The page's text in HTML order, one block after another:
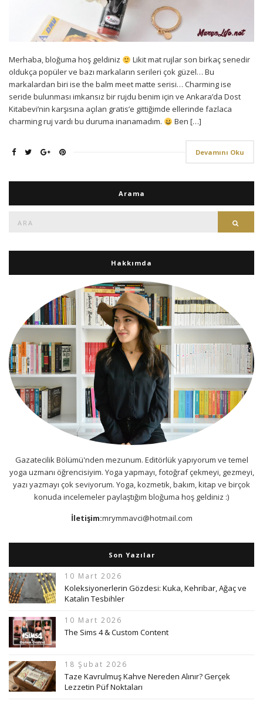
Merhaba, bloğuma hoş geldiniz
Likit mat rujlar son birkaç senedir
oldukça popüler ve bazı markaların serileri çok güzel… Bu
markalardan biri ise the balm meet matte serisi… Charming ise
seride bulunması imkansız bir rujdu benim için ve Ankara’da Dost
Kitabevi’nin karşısına açılan gratis’e gittiğimde ellerinde fazlaca
charming ruj vardı bu duruma inanamadım.
Ben […]
Devamını Oku
Arama
Hakkımda
Gazatecilik Bölümü'nden mezunum. Editörlük yapıyorum ve temel
yoga uzmanı öğrencisiyim. Yoga yapmayı, fotoğraf çekmeyi, gezmeyi,
yazı yazmayı çok seviyorum. Yoga, kozmetik, bakım, kitap ve birçok
konuda incelemeler paylaştığım bloğuma hoş geldiniz :)
İletişim:mrymmavci@hotmail.com
Son Yazılar
10 Mart 2026
Koleksiyonerlerin Gözdesi: Kuka, Kehribar, Ağaç ve
Katalin Tesbihler
10 Mart 2026
The Sims 4 & Custom Content
18 Şubat 2026
Taze Kavrulmuş Kahve Nereden Alınır? Gerçek
Lezzetin Püf Noktaları